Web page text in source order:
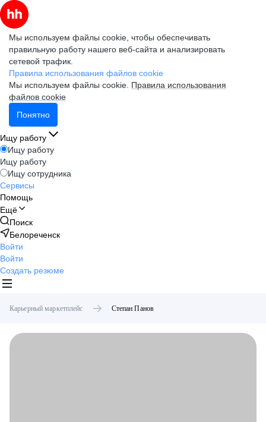
Мы используем файлы cookie, чтобы обеспечивать
правильную работу нашего веб-сайта и анализировать
сетевой трафик.
Правила использования файлов cookie
Мы используем файлы cookie. Правила использования
файлов cookie
Понятно
Ищу работу
Ищу работу
Ищу работу
Ищу сотрудника
Сервисы
Помощь
Ещё
Поиск
Белореченск
Войти
Войти
Создать резюме
Карьерный маркетплейс Степан Панов